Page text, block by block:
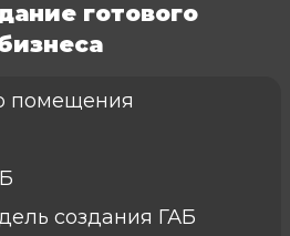
готового
помещения
создания ГАБ